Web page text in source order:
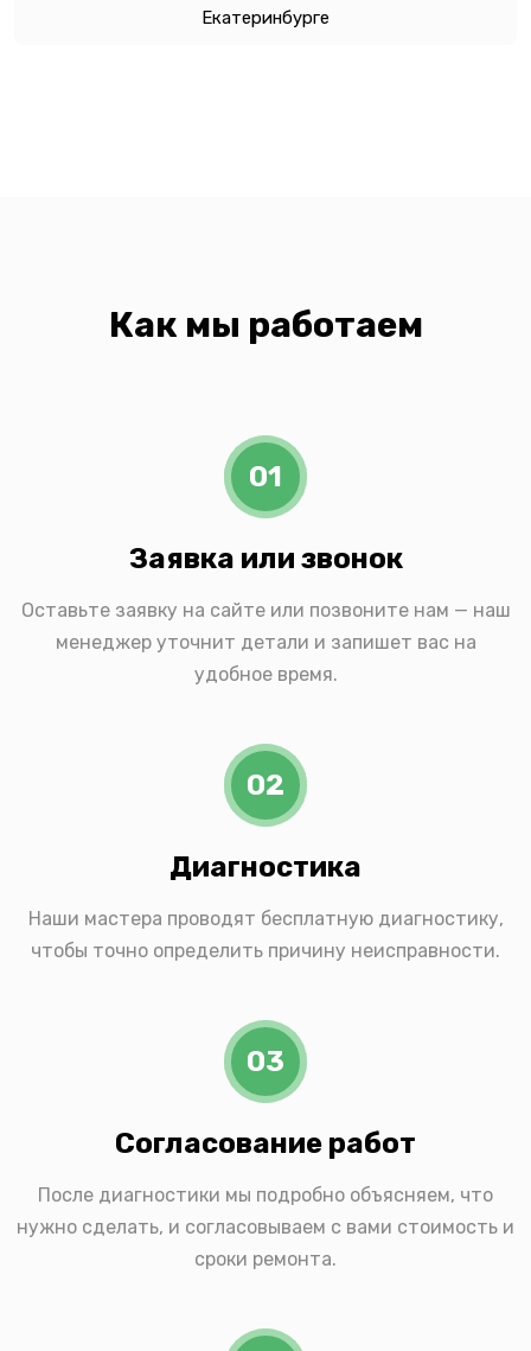
Екатеринбурге
Как мы работаем
01
Заявка или звонок
Оставьте заявку на сайте или позвоните нам — наш
менеджер уточнит детали и запишет вас на
удобное время.
02
Диагностика
Наши мастера проводят бесплатную диагностику,
чтобы точно определить причину неисправности.
03
Согласование работ
После диагностики мы подробно объясняем, что
нужно сделать, и согласовываем с вами стоимость и
сроки ремонта.